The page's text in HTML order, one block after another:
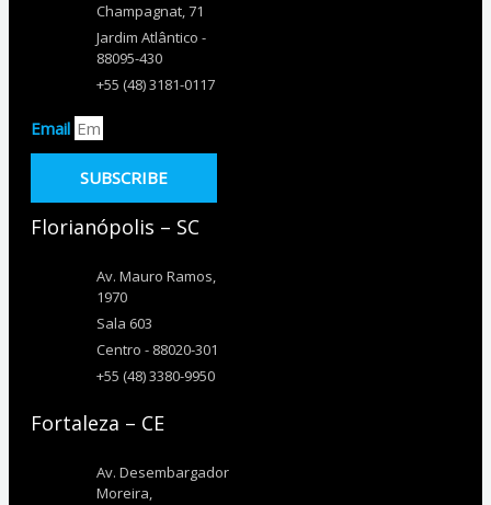
Champagnat, 71
Jardim Atlântico -
88095-430
+55 (48) 3181-0117
Email
SUBSCRIBE
Florianópolis – SC
Av. Mauro Ramos,
1970
Sala 603
Centro - 88020-301
+55 (48) 3380-9950
Fortaleza – CE
Av. Desembargador
Moreira,